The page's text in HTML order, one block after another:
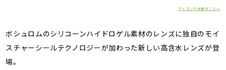
アイコンの詳細はこちら
ボシュロムのシリコーンハイドロゲル素材のレンズに独自のモイ
スチャーシールテクノロジーが加わった新しい高含水レンズが登
場。